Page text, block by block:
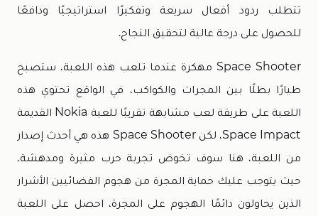
تتطلب ردود أفعال سريعة وتفكيرًا استراتيجيًا ودافعًا
للحصول على درجة عالية لتحقيق النجاح.
Space Shooter مهكرة عندما تلعب هذه اللعبة، ستصبح
طيارًا بطلًا بين المجرات والكواكب، في الواقع تحتوي هذه
اللعبة على طريقة لعب مشابهة تقريبًا للعبة Nokia القديمة
Space Impact، لكن Space Shooter هذه هي أحدث إصدار
من اللعبة، هنا سوف تخوض تجربة حرب مثيرة ومدهشة،
حيث يتوجب عليك حماية المجرة من هجوم الفضائيين الأشرار
الذين يحاولون دائمًا الهجوم على المجرة، احصل على اللعبة